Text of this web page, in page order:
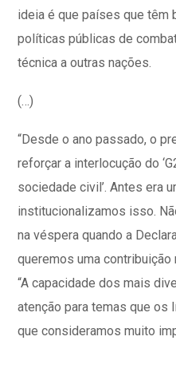
ideia é que países que têm
políticas públicas de
técnica a outras nações.
(…)
“Desde o ano passado, o
reforçar a interlocução do
sociedade civil’. Antes era
institucionalizamos isso.
na véspera quando a
queremos uma contribuição
“A capacidade dos mais
atenção para temas que os
que consideramos muito